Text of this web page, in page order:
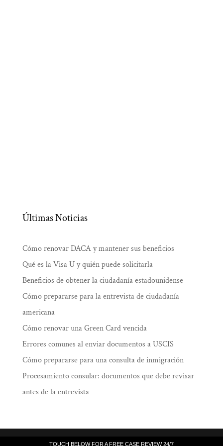
TOUCH BELOW FOR A FREE CASE REVIEW 24/7
Últimas Noticias
Cómo renovar DACA y mantener sus beneficios
Qué es la Visa U y quién puede solicitarla
Beneficios de obtener la ciudadanía estadounidense
Cómo prepararse para la entrevista de ciudadanía
americana
Cómo renovar una Green Card vencida
Errores comunes al enviar documentos a USCIS
Cómo prepararse para una consulta de inmigración
Procesamiento consular: documentos que debe revisar
antes de la entrevista
TOUCH BELOW FOR A FREE CASE REVIEW 24/7